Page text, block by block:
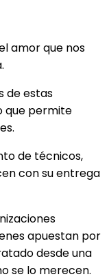
amor que nos
de estas
que permite
de técnicos,
con su entrega
apuestan por
desde una
se lo merecen.